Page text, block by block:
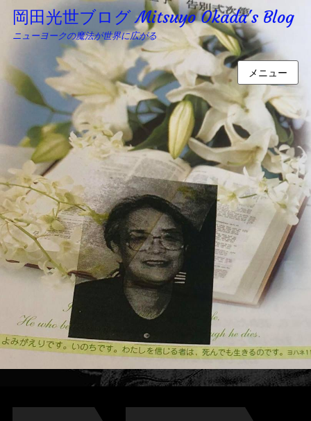
岡田光世ブログ Mitsuyo Okada's Blog
ニューヨークの魔法が世界に広がる
メニュー